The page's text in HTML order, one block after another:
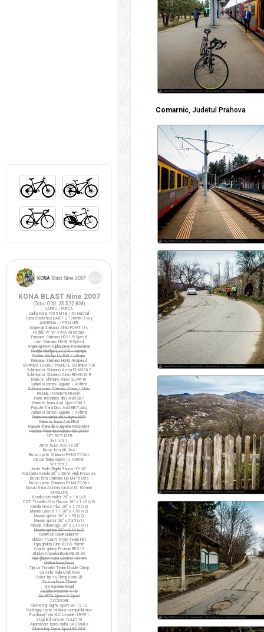
Comarnic, Judetul Prahova
KONA BLAST Nine 2007
(Total ODO: 25.572 KM )
CADRU / FURCA
Cadru Kona 7005 MTB / XC Hardtail
Furca Rockshox DART 2 100mm/T.key
ANGRENAJ / PEDALIER
Angrenaj Shimano Alivio FC-M411-L
Pedale VP VP-199A cu ratrape
Pinioane Shimano HG51 8-Speed
Lant Shimano HG50 8-Speed
Angrenaj FSA Alpha Drive Powerdrive
Pedale Wellgo LU-C27G / ratrape
Pedale Wellgo LU-926 / ratrape
Pinioane Shimano HG40 8-Speed
SCHIMBATOARE / MANETE SCHIMBATOR
Schimbator Shimano Acera FD-M330 F
Schimbator Shimano Alivio RD-M410 R
Manete Shimano Alivio SL-M410
Cabluri si camasi Jagwire / Ashima
Schimbatoare Shimano Acera / Alivio
FRANE / MANETE FRANA
Frane mecanice disc Avid BB7
Manete frana Avid Speed Dial 7
Placute frana Disc Avid BB7/Juicy
Cabluri si camasi Jagwire / Ashima
Frane mecanice disc Hayes MX4
Manete frana Avid FR-5
Placute frana disc Jagwire MX2/MX4
Placute frana disc Hayes MX2/MX4
SET ROTI MTB
Set roti 1:
Jante ALEX ACE-18 26"
Butuc fata KK Disc
Butuc spate Shimano FH-M475 Disc
Discuri frana Hayes IS 160mm
Set roti 2:
Jante Ryde/Rigida Taurus-19 26"
Fond janta Kenda 26" x 20mm High Pressure
Butuc fata Shimano HB-M475 Disc
Butuc spate Shimano FH-M475 Disc
Discuri frana Ashima Airotor IS 160mm
ANVELOPE
Kenda Kontender 26" x 1.0 (x2)
CST Traveller City Classic 26" x 1.40 (x2)
Kenda Kross Plus 26" x 1.75 (x2)
Maxxis Larsen TT 26" x 1.90 (x2)
Maxxis Ignitor 26" x 1.95 (x2)
Maxxis Ignitor 26" x 2.35 (x1)
Maxxis Advantage 26" x 2.40 (x1)
Maxxis Ignitor 26" x 2.10 (x2)
DIVERSE COMPONENTE
Ghidon Truvativ Stylo Team Flat
Pipa ghidon Funn XC HS 90mm
Coarne ghidon Promax BE-315
Ghidon Amoeba Borla M310 XC
Pipa ghidon Kona Control 100mm
Ghidon Kona Riser
Tija sa Truvativ Team Double Clamp
Sa Selle Italia Q-bik Flow
Colier tija sa Clamp Kona QR
Tisa sa Kona Thumb
Sa Noname Road
Sa Bike Positive ATB
Sa WTB Speed V Sport
ACCESORII
Kilometraj Sigma Sport BC 12.12
Portbagaj spate M-Wave compatibil disc
Portbagaj fata XLC Lowrider LR-F01
Stop led Cateye TL-LD170
Aparatoare noroi cadru SKS Mud-X
Kilometraj Sigma Sport BC 906